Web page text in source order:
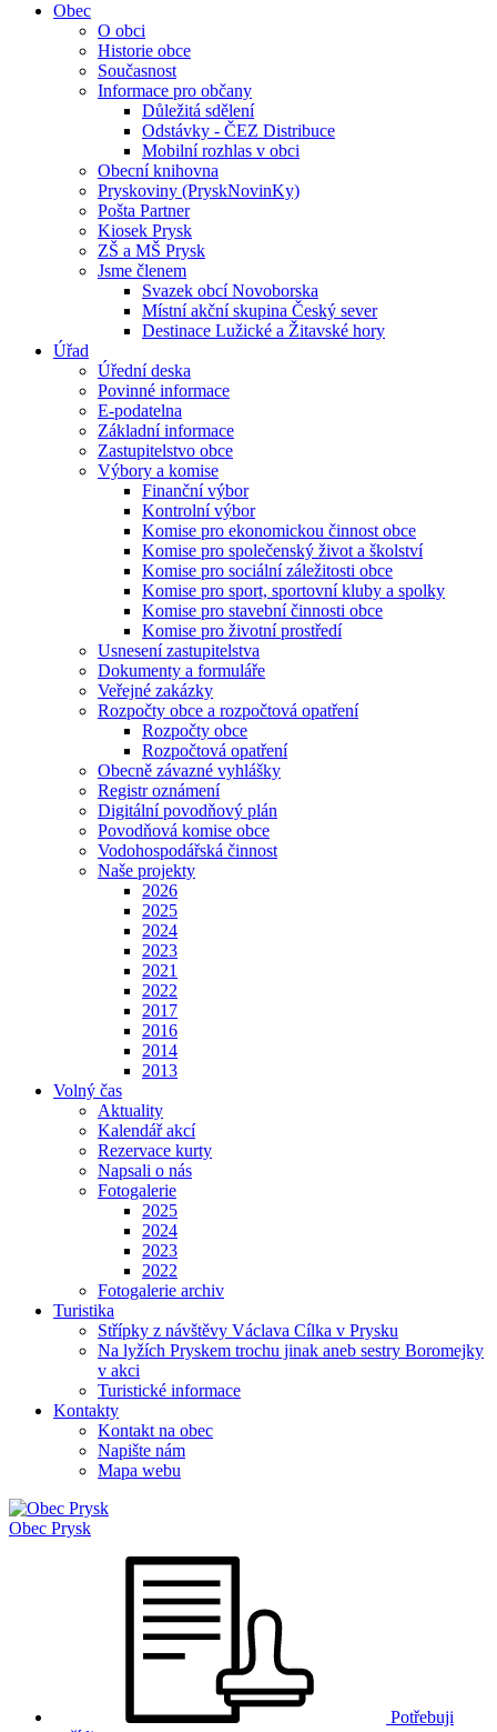
Obec
O obci
Historie obce
Současnost
Informace pro občany
Důležitá sdělení
Odstávky - ČEZ Distribuce
Mobilní rozhlas v obci
Obecní knihovna
Pryskoviny (PryskNovinKy)
Pošta Partner
Kiosek Prysk
ZŠ a MŠ Prysk
Jsme členem
Svazek obcí Novoborska
Místní akční skupina Český sever
Destinace Lužické a Žitavské hory
Úřad
Úřední deska
Povinné informace
E-podatelna
Základní informace
Zastupitelstvo obce
Výbory a komise
Finanční výbor
Kontrolní výbor
Komise pro ekonomickou činnost obce
Komise pro společenský život a školství
Komise pro sociální záležitosti obce
Komise pro sport, sportovní kluby a spolky
Komise pro stavební činnosti obce
Komise pro životní prostředí
Usnesení zastupitelstva
Dokumenty a formuláře
Veřejné zakázky
Rozpočty obce a rozpočtová opatření
Rozpočty obce
Rozpočtová opatření
Obecně závazné vyhlášky
Registr oznámení
Digitální povodňový plán
Povodňová komise obce
Vodohospodářská činnost
Naše projekty
2026
2025
2024
2023
2021
2022
2017
2016
2014
2013
Volný čas
Aktuality
Kalendář akcí
Rezervace kurty
Napsali o nás
Fotogalerie
2025
2024
2023
2022
Fotogalerie archiv
Turistika
Střípky z návštěvy Václava Cílka v Prysku
Na lyžích Pryskem trochu jinak aneb sestry Boromejky
v akci
Turistické informace
Kontakty
Kontakt na obec
Napište nám
Mapa webu
Obec Prysk
Potřebuji